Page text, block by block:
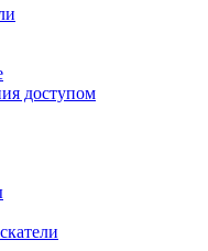
доступом